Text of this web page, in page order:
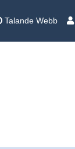
Talande Webb